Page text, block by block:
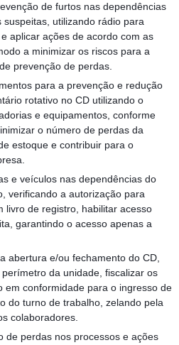
de furtos nas dependências
utilizando rádio para
aplicar ações de acordo com as
a minimizar os riscos para a
prevenção de perdas.
para a prevenção e redução
rotativo no CD utilizando o
e equipamentos, conforme
o número de perdas da
estoque e contribuir para o
e veículos nas dependências do
verificando a autorização para
livro de registro, habilitar acesso
garantindo o acesso apenas a
abertura e/ou fechamento do CD,
da unidade, fiscalizar os
em conformidade para o ingresso de
do turno de trabalho, zelando pela
colaboradores.
de perdas nos processos e ações